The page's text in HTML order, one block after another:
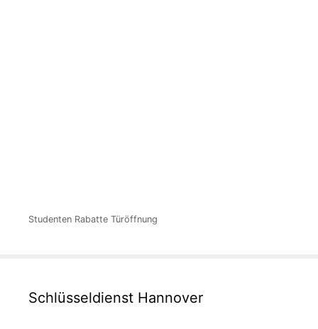
Studenten Rabatte Türöffnung
Schlüsseldienst Hannover